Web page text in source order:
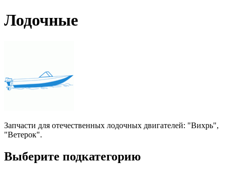
Лодочные
Запчасти для отечественных лодочных двигателей: "Вихрь",
"Ветерок".
Выберите подкатегорию